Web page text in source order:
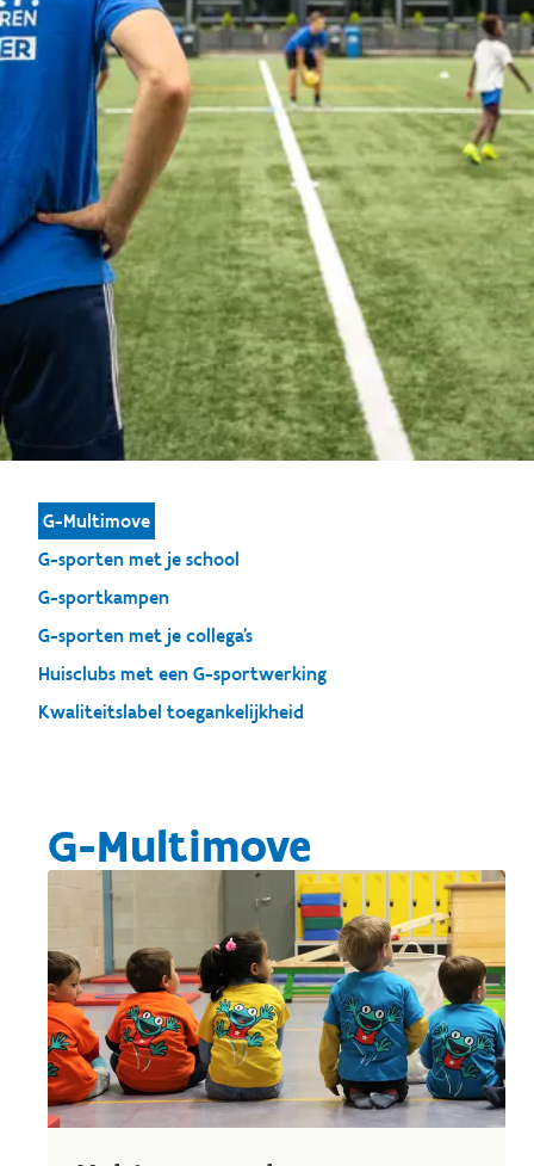
G-Multimove
G-sporten met je school
G-sportkampen
G-sporten met je collega's
Huisclubs met een G-sportwerking
Kwaliteitslabel toegankelijkheid
G-Multimove